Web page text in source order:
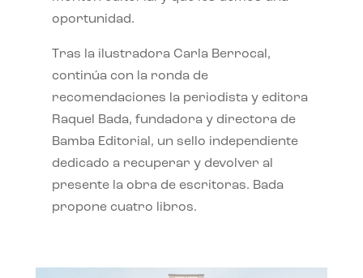
oportunidad.
Tras la ilustradora Carla Berrocal,
continúa con la ronda de
recomendaciones la periodista y editora
Raquel Bada, fundadora y directora de
Bamba Editorial, un sello independiente
dedicado a recuperar y devolver al
presente la obra de escritoras. Bada
propone cuatro libros.